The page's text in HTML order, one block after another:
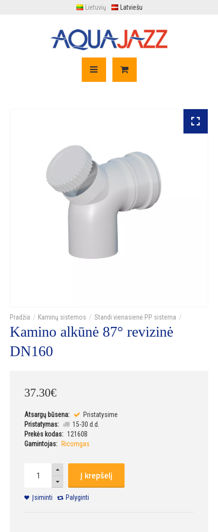
Lietuvių Latviešu
Kaminų sistemos Standi vienasienė PP sistema
Kamino alkūnė 87° revizinė
DN160
37.30€
Atsargų būsena:
Pristatysime
Pristatymas:
15-30 d.d.
Prekės kodas: 12160B
Gamintojas:
Ricomgas
Į krepšelį
Įsiminti Palyginti